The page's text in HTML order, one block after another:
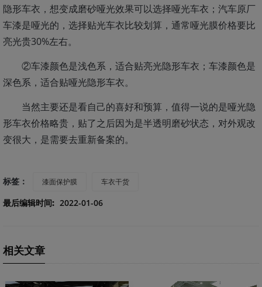
隐形车衣，想变成磨砂哑光效果可以选择哑光车衣；汽车原厂
车漆是哑光的，选择贴光车衣比较划算，通常哑光膜价格要比
亮光贵30%左右。
②车漆颜色是浅色系，适合贴亮光隐形车衣；车漆颜色是
深色系，适合贴哑光隐形车衣。
当然主要还是看自己的喜好和预算，值得一说的是哑光隐
形车衣价格略贵，贴了之后因为是半透明磨砂状态，对外观改
变很大，是需要去重新备案的。
标签： 漆面保护膜 车衣干货
最后编辑时间: 2022-01-06
相关文章